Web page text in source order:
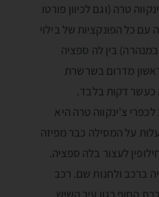
טרה (וגם לכיוון פורטו
עם כל הפונקציות של בילוי
בין לה ספציה
מדרום בשרשרת
כעשר דקות בלבד.
צ'ינקווה טרה היא
על המסילה כבר מפיזה
לעצור בלה ספציה.
ברכב ולחנות שם. רכב